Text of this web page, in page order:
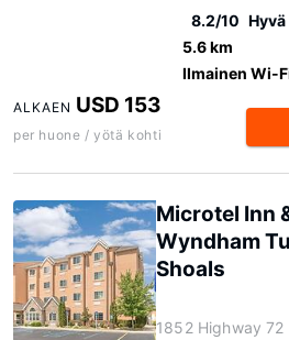
8.2/10 Hyvä
5.6 km
Ilmainen Wi-
ALKAEN USD 153
per huone / yötä kohti
Microtel Inn
Wyndham
Shoals
1852 Highway 72